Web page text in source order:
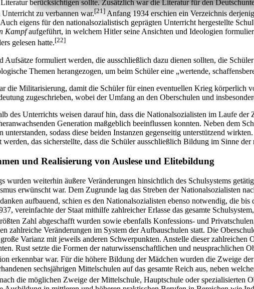
berücksichtigen sollte. Zusätzlich war die Literatur für den
Unterricht zu verbannen war.[21]Anfang 1934 erschien ein Verzeichnis
eigens für den nationalsozialistisch geprägten Unterricht hergestellte
Kampfaufgeführt, in welchem Hitler seine Ansichten und Ideologien
gelesen hatte.[22]
formuliert werden, die ausschließlich dazu dienen sollten, die
Themen herangezogen, um beim Schüler eine „wertende,
die Militarisierung, damit die Schüler für einen eventuellen Krieg körperlich
zugeschrieben, wobei der Umfang an den Oberschulen und
des Unterrichts weisen darauf hin, dass die Nationalsozialisten im Laufe
Generation maßgeblich beeinflussen konnten. Neben dem
sodass diese beiden Instanzen gegenseitig unterstützend
das sicherstellte, dass die Schüler ausschließlich Bildung im Sinne
und Realisierung von Auslese und Elitebildung
wurden weiterhin äußere Veränderungen hinsichtlich des Schulsystems
erwünscht war. Dem Zugrunde lag das Streben der Nationalsozialisten
aufbauend, schien es den Nationalsozialisten ebenso notwendig, die
vereinfachte der Staat mithilfe zahlreicher Erlasse das gesamte
Zahl abgeschafft wurden sowie ebenfalls Konfessions- und
zahlreiche Veränderungen im System der Aufbauschulen statt. Die
Varianz mit jeweils anderen Schwerpunkten. Anstelle dieser zahlreichen
Rust setzte die Formen der naturwissenschaftlichen und neusprachlichen
erkennbar war. Für die höhere Bildung der Mädchen wurden die Zweige
sechsjährigen Mittelschulen auf das gesamte Reich aus, neben
die möglichen Zweige der Mittelschule, Hauptschule oder spezialisierten